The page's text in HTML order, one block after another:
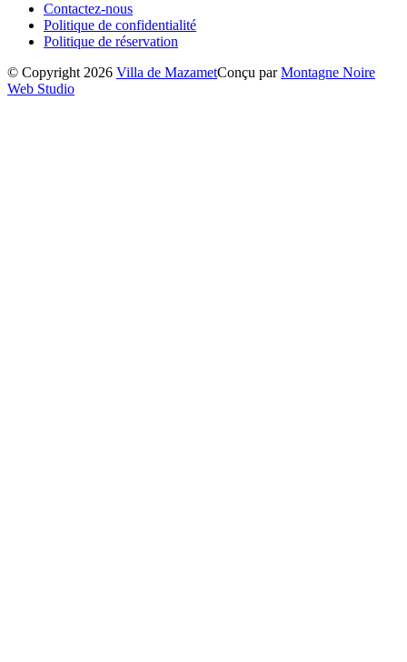
Contactez-nous
Politique de confidentialité
Politique de réservation
© Copyright 2026 Villa de MazametConçu parMontagne Noire
Web Studio